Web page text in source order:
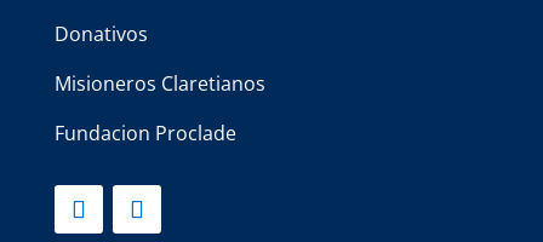
Donativos
Misioneros Claretianos
Fundacion Proclade